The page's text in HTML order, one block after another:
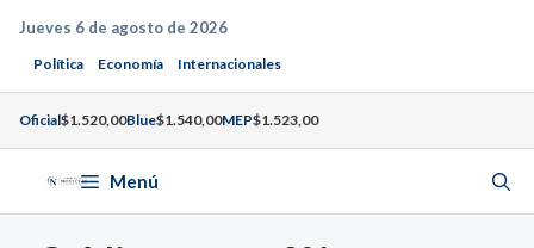
Saltar
contenido
Jueves 6 de agosto de 2026
Política Economía Internacionales
Oficial$1.520,00Blue$1.540,00MEP$1.523,00
Menú